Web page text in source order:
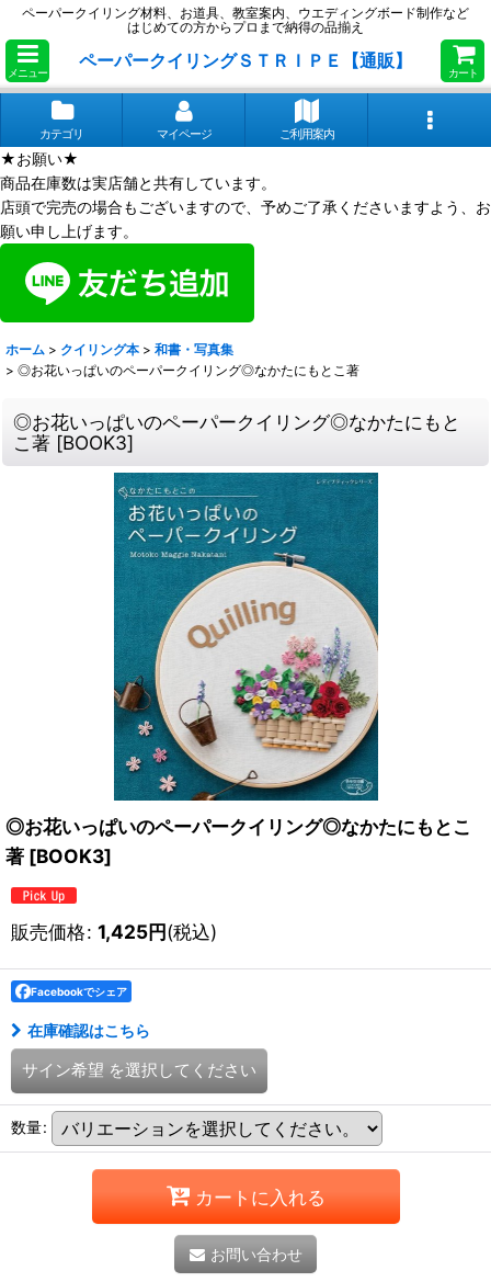
ペーパークイリング材料、お道具、教室案内、ウエディングボード制作など
はじめての方からプロまで納得の品揃え
メニュー
ペーパークイリングＳＴＲＩＰＥ【通販】
カート
カテゴリ マイページ ご利用案内
★お願い★
商品在庫数は実店舗と共有しています。
店頭で完売の場合もございますので、予めご了承くださいますよう、お
願い申し上げます。
ホーム > クイリング本 > 和書・写真集
> ◎お花いっぱいのペーパークイリング◎なかたにもとこ著
◎お花いっぱいのペーパークイリング◎なかたにもと
こ著 [BOOK3]
◎お花いっぱいのペーパークイリング◎なかたにもとこ
著 [BOOK3]
販売価格: 1,425円(税込)
Facebookでシェア
在庫確認はこちら
サイン希望 を選択してください
数量:
カートに入れる
お問い合わせ